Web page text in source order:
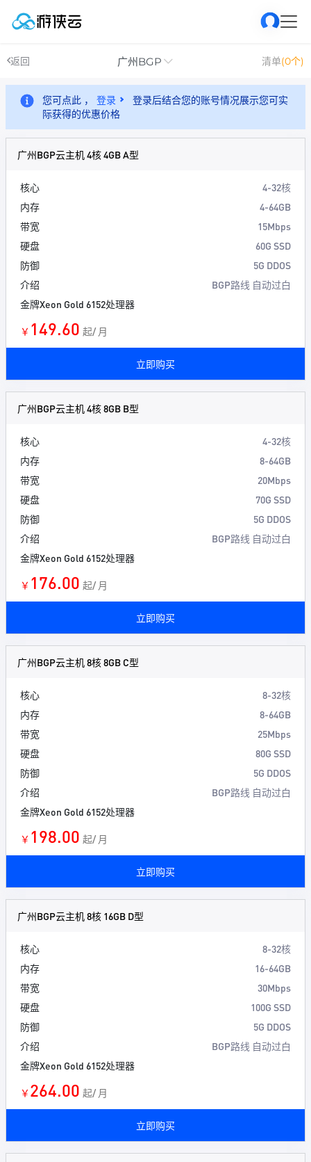
返回 广州BGP 清单(0个)
您可点此 ， 登录
登录后结合您的账号情况展示您可实
际获得的优惠价格
广州BGP云主机 4核 4GB A型
核心
4-32核
内存
4-64GB
带宽
15Mbps
硬盘
60G SSD
防御
5G DDOS
介绍
BGP路线 自动过白
金牌Xeon Gold 6152处理器
￥ 149.60 起/ 月
立即购买
广州BGP云主机 4核 8GB B型
核心
4-32核
内存
8-64GB
带宽
20Mbps
硬盘
70G SSD
防御
5G DDOS
介绍
BGP路线 自动过白
金牌Xeon Gold 6152处理器
￥ 176.00 起/ 月
立即购买
广州BGP云主机 8核 8GB C型
核心
8-32核
内存
8-64GB
带宽
25Mbps
硬盘
80G SSD
防御
5G DDOS
介绍
BGP路线 自动过白
金牌Xeon Gold 6152处理器
￥ 198.00 起/ 月
立即购买
广州BGP云主机 8核 16GB D型
核心
8-32核
内存
16-64GB
带宽
30Mbps
硬盘
100G SSD
防御
5G DDOS
介绍
BGP路线 自动过白
金牌Xeon Gold 6152处理器
￥ 264.00 起/ 月
立即购买